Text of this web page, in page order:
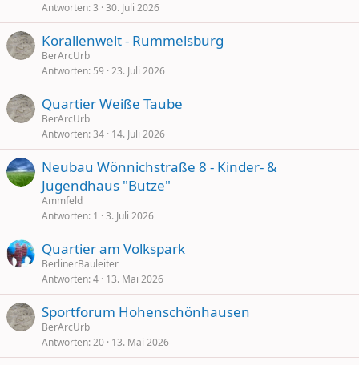
Antworten 3 30. Juli 2026
Korallenwelt - Rummelsburg
BerArcUrb
Antworten 59 23. Juli 2026
Quartier Weiße Taube
BerArcUrb
Antworten 34 14. Juli 2026
Neubau Wönnichstraße 8 - Kinder- &
Jugendhaus "Butze"
Ammfeld
Antworten 1 3. Juli 2026
Quartier am Volkspark
BerlinerBauleiter
Antworten 4 13. Mai 2026
Sportforum Hohenschönhausen
BerArcUrb
Antworten 20 13. Mai 2026